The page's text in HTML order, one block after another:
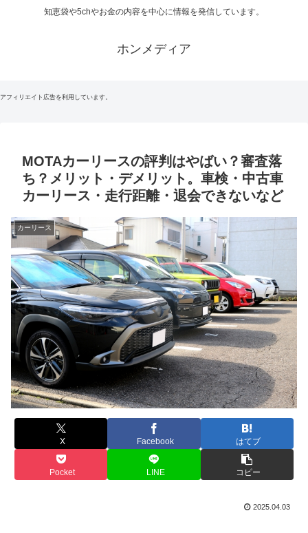
知恵袋や5chやお金の内容を中心に情報を発信しています。
ホンメディア
アフィリエイト広告を利用しています。
MOTAカーリースの評判はやばい？審査落
ち？メリット・デメリット。車検・中古車
カーリース・走行距離・退会できないなど
カーリース
X Facebook はてブ
Pocket LINE コピー
2025.04.03